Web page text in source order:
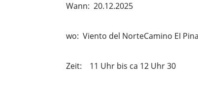
Wann:20.12.2025
wo:Viento del NorteCamino EI
Zeit: 11 Uhr bis ca 12 Uhr 30